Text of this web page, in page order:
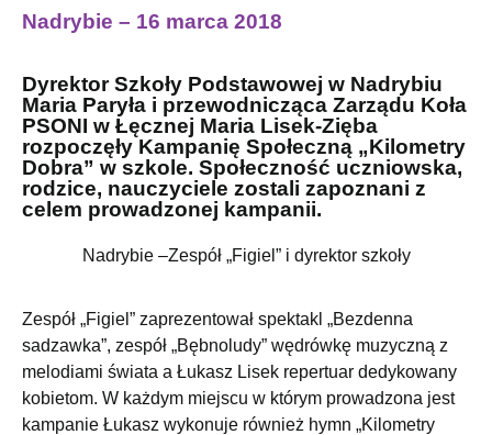
Nadrybie – 16 marca 2018
Dyrektor Szkoły Podstawowej w Nadrybiu
Maria Paryła i przewodnicząca Zarządu Koła
PSONI w Łęcznej Maria Lisek-Zięba
rozpoczęły Kampanię Społeczną „Kilometry
Dobra” w szkole. Społeczność uczniowska,
rodzice, nauczyciele zostali zapoznani z
celem prowadzonej kampanii.
Nadrybie –Zespół „Figiel” i dyrektor szkoły
Zespół „Figiel” zaprezentował spektakl „Bezdenna
sadzawka”, zespół „Bębnoludy” wędrówkę muzyczną z
melodiami świata a Łukasz Lisek repertuar dedykowany
kobietom. W każdym miejscu w którym prowadzona jest
kampanie Łukasz wykonuje również hymn „Kilometry